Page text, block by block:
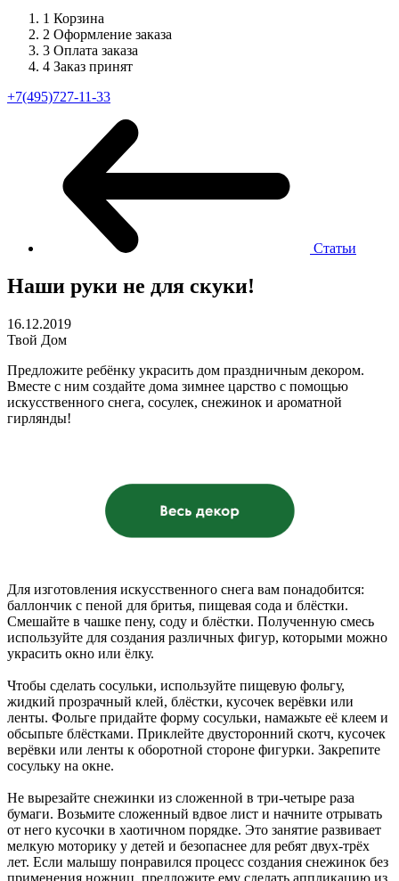
1 Корзина
2 Оформление заказа
3 Оплата заказа
4 Заказ принят
+7(495)727-11-33
Статьи
Наши руки не для скуки!
16.12.2019
Твой Дом
Предложите ребёнку украсить дом праздничным декором.
Вместе с ним создайте дома зимнее царство с помощью
искусственного снега, сосулек, снежинок и ароматной
гирлянды!
Для изготовления искусственного снега вам понадобится:
баллончик с пеной для бритья, пищевая сода и блёстки.
Смешайте в чашке пену, соду и блёстки. Полученную смесь
используйте для создания различных фигур, которыми можно
украсить окно или ёлку.
Чтобы сделать сосульки, используйте пищевую фольгу,
жидкий прозрачный клей, блёстки, кусочек верёвки или
ленты. Фольге придайте форму сосульки, намажьте её клеем и
обсыпьте блёстками. Приклейте двусторонний скотч, кусочек
верёвки или ленты к оборотной стороне фигурки. Закрепите
сосульку на окне.
Не вырезайте снежинки из сложенной в три-четыре раза
бумаги. Возьмите сложенный вдвое лист и начните отрывать
от него кусочки в хаотичном порядке. Это занятие развивает
мелкую моторику у детей и безопаснее для ребят двух-трёх
лет. Если малышу понравился процесс создания снежинок без